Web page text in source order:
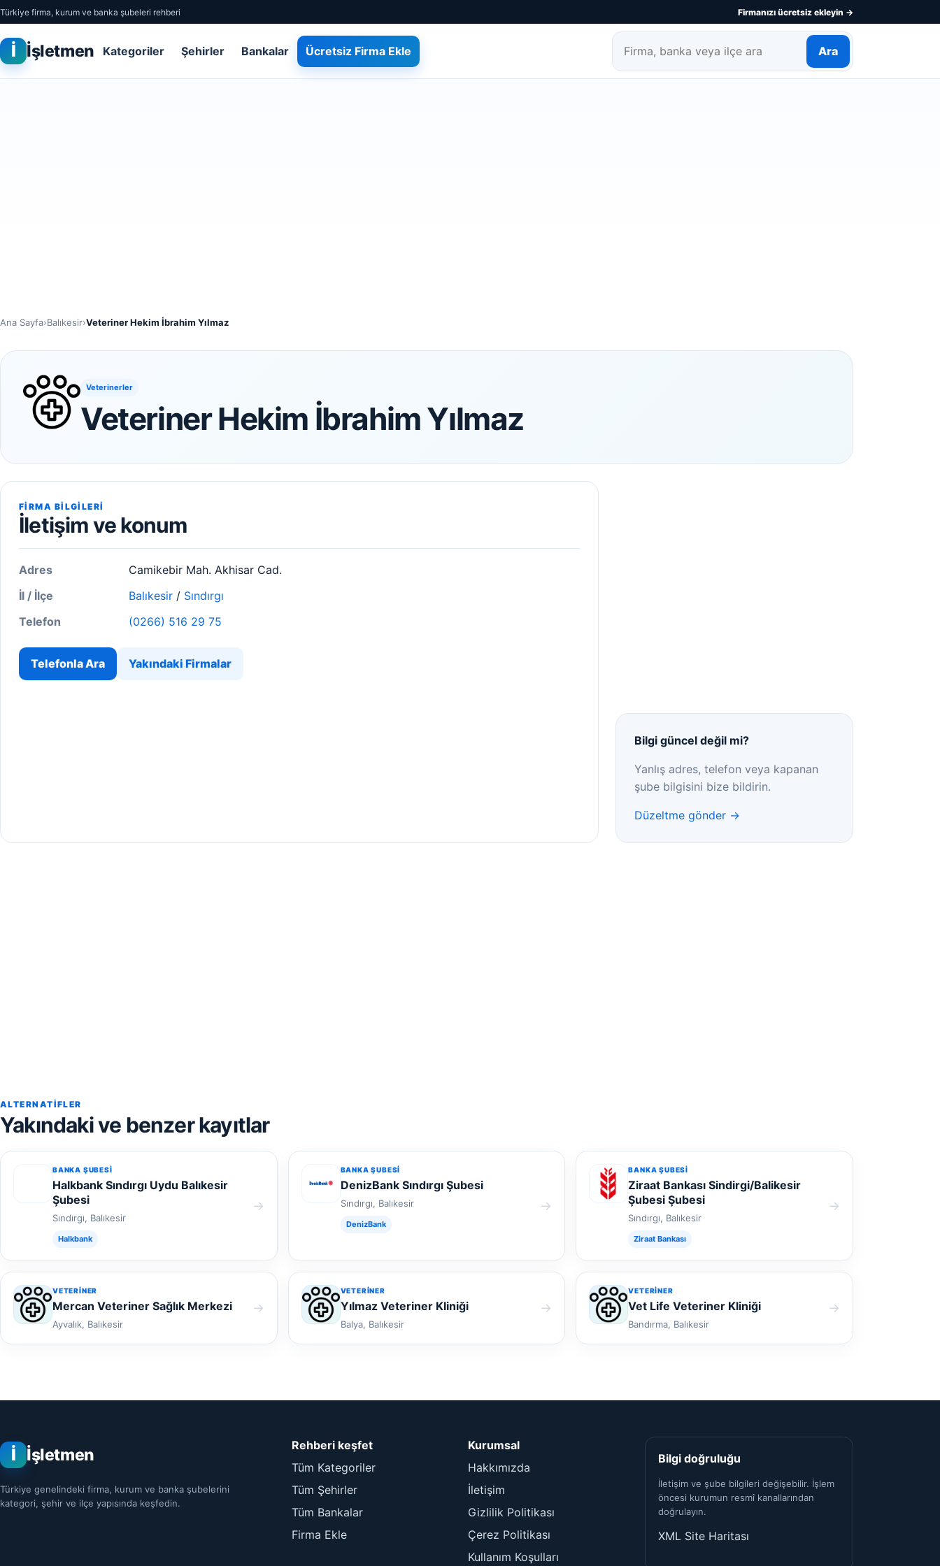
Türkiye firma, kurum ve banka şubeleri rehberi Firmanızı ücretsiz ekleyin →
İ İşletmen Kategoriler Şehirler Bankalar Ücretsiz Firma Ekle Ara
Ana Sayfa›Balıkesir›Veteriner Hekim İbrahim Yılmaz
Veterinerler
Veteriner Hekim İbrahim Yılmaz
FIRMA BILGILERI
İletişim ve konum
Adres
Camikebir Mah. Akhisar Cad.
İl / İlçe
Balıkesir / Sındırgı
Telefon
(0266) 516 29 75
Telefonla Ara Yakındaki Firmalar
Bilgi güncel değil mi?
Yanlış adres, telefon veya kapanan
şube bilgisini bize bildirin.
Düzeltme gönder →
ALTERNATIFLER
Yakındaki ve benzer kayıtlar
BANKA ŞUBESI
Halkbank Sındırgı Uydu Balıkesir
Şubesi
Sındırgı, Balıkesir
Halkbank
→
BANKA ŞUBESI
DenizBank Sındırgı Şubesi
Sındırgı, Balıkesir
DenizBank
→
BANKA ŞUBESI
Ziraat Bankası Sindirgi/Balikesir
Şubesi Şubesi
Sındırgı, Balıkesir
Ziraat Bankası
→
VETERINER
Mercan Veteriner Sağlık Merkezi
Ayvalık, Balıkesir
→
VETERINER
Yılmaz Veteriner Kliniği
Balya, Balıkesir
→
VETERINER
Vet Life Veteriner Kliniği
Bandırma, Balıkesir
→
İ İşletmen
Türkiye genelindeki firma, kurum ve banka şubelerini
kategori, şehir ve ilçe yapısında keşfedin.
Rehberi keşfet
Tüm Kategoriler
Tüm Şehirler
Tüm Bankalar
Firma Ekle
Kurumsal
Hakkımızda
İletişim
Gizlilik Politikası
Çerez Politikası
Kullanım Koşulları
Bilgi doğruluğu
İletişim ve şube bilgileri değişebilir. İşlem
öncesi kurumun resmî kanallarından
doğrulayın.
XML Site Haritası